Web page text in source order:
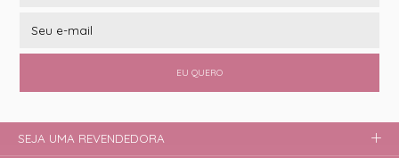
EU QUERO
SEJA UMA REVENDEDORA